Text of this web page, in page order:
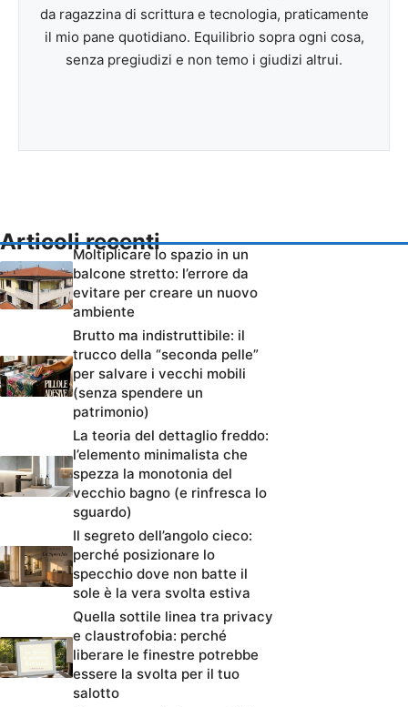
da ragazzina di scrittura e tecnologia, praticamente
il mio pane quotidiano. Equilibrio sopra ogni cosa,
senza pregiudizi e non temo i giudizi altrui.
Articoli recenti
Moltiplicare lo spazio in un
balcone stretto: l’errore da
evitare per creare un nuovo
ambiente
Brutto ma indistruttibile: il
trucco della “seconda pelle”
per salvare i vecchi mobili
(senza spendere un
patrimonio)
La teoria del dettaglio freddo:
l’elemento minimalista che
spezza la monotonia del
vecchio bagno (e rinfresca lo
sguardo)
Il segreto dell’angolo cieco:
perché posizionare lo
specchio dove non batte il
sole è la vera svolta estiva
Quella sottile linea tra privacy
e claustrofobia: perché
liberare le finestre potrebbe
essere la svolta per il tuo
salotto